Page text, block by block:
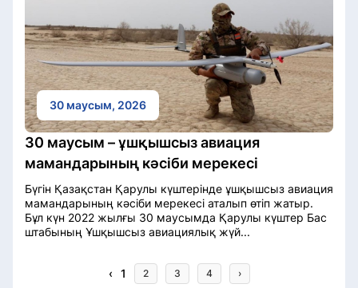
30 маусым, 2026
30 маусым – ұшқышсыз авиация
мамандарының кәсіби мерекесі
Бүгін Қазақстан Қарулы күштерінде ұшқышсыз авиация
мамандарының кәсіби мерекесі аталып өтіп жатыр.
Бұл күн 2022 жылғы 30 маусымда Қарулы күштер Бас
штабының Ұшқышсыз авиациялық жүй...
‹ 1 2 3 4 ›